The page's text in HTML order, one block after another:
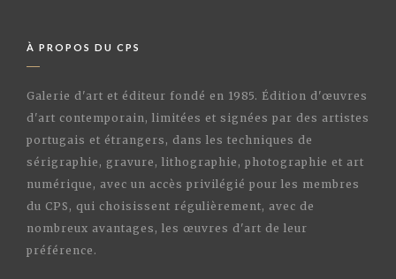
À PROPOS DU CPS
Galerie d'art et éditeur fondé en 1985. Édition d'œuvres
d'art contemporain, limitées et signées par des artistes
portugais et étrangers, dans les techniques de
sérigraphie, gravure, lithographie, photographie et art
numérique, avec un accès privilégié pour les membres
du CPS, qui choisissent régulièrement, avec de
nombreux avantages, les œuvres d'art de leur
préférence.